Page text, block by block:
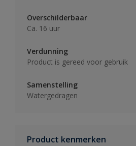
Overschilderbaar
Ca. 16 uur
Verdunning
Product is gereed voor gebruik
Samenstelling
Watergedragen
Product kenmerken